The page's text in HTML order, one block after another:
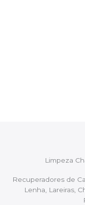
Limpeza
Recuperadores de
Lenha, Lareiras,